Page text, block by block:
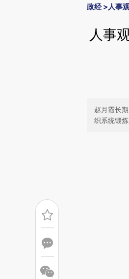
政经>人事
人事
赵月霞长
织系统锻炼